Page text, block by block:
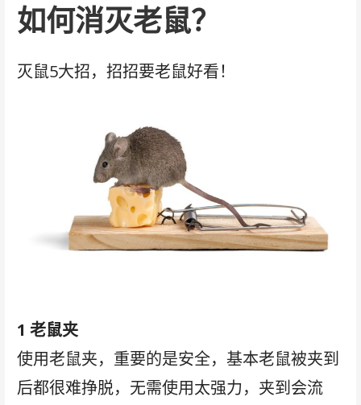
如何消灭老鼠？
灭鼠5大招，招招要老鼠好看！
1 老鼠夹
使用老鼠夹，重要的是安全，基本老鼠被夹到
后都很难挣脱，无需使用太强力，夹到会流